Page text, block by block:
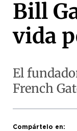
Bill
vida
El
French
Compártelo en: